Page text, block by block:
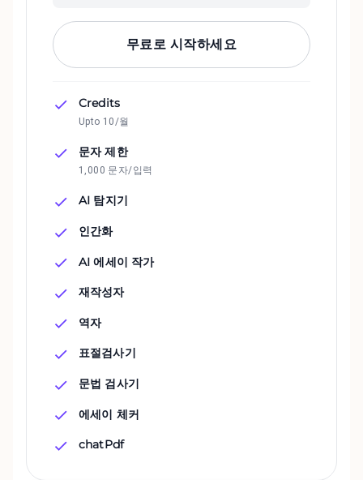
무료로 시작하세요
Credits
Upto 10/월
문자 제한
1,000 문자/입력
AI 탐지기
인간화
AI 에세이 작가
재작성자
역자
표절검사기
문법 검사기
에세이 체커
chatPdf